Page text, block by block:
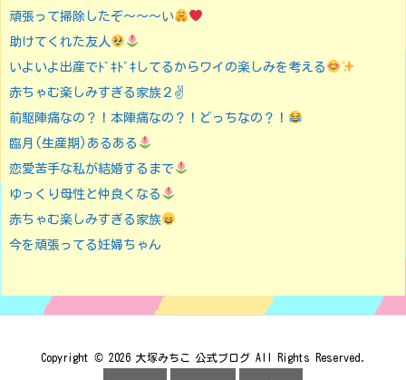
頑張って掃除したぞ〜〜〜い
助けてくれた友人
いよいよ出産でﾄﾞｷﾄﾞｷしてるからワイの楽しみを考える
赤ちゃむ楽しみすぎる家族２✌️
前駆陣痛なの？！本陣痛なの？！どっちなの？！
臨月(生産期)あるある
恋愛苦手な私が結婚するまで
ゆっくり母性と仲良くなる
赤ちゃむ楽しみすぎる家族
今を頑張ってる妊婦ちゃん
Copyright © 2026 大塚みちこ 公式ブログAll Rights Reserved.